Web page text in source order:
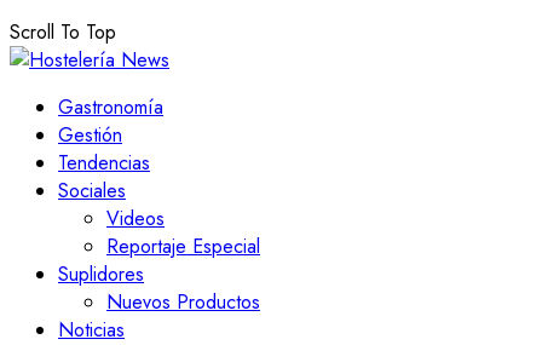
Scroll To Top
Gastronomía
Gestión
Tendencias
Sociales
Videos
Reportaje Especial
Suplidores
Nuevos Productos
Noticias